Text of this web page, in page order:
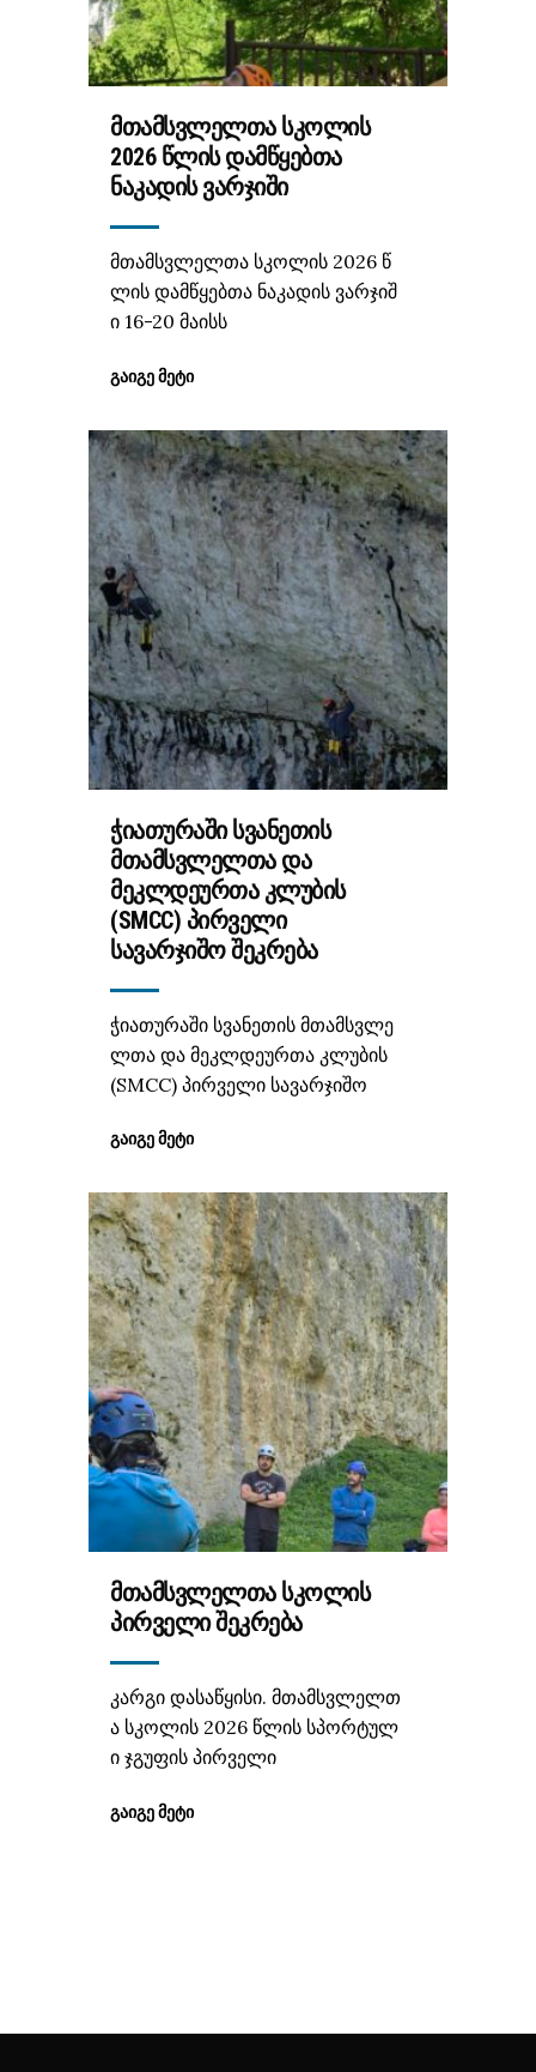
ᲛᲗᲐᲛᲡᲕᲚᲔᲚᲗᲐ ᲡᲙᲝᲚᲘᲡ
2026 ᲬᲚᲘᲡ ᲓᲐᲛᲬᲧᲔᲑᲗᲐ
ᲜᲐᲙᲐᲓᲘᲡ ᲕᲐᲠᲯᲘᲨᲘ
მთამსვლელთა სკოლის 2026 წ
ლის დამწყებთა ნაკადის ვარჯიშ
ი 16-20 მაისს
ᲒᲐᲘᲒᲔ ᲛᲔᲢᲘ
ᲭᲘᲐᲗᲣᲠᲐᲨᲘ ᲡᲕᲐᲜᲔᲗᲘᲡ
ᲛᲗᲐᲛᲡᲕᲚᲔᲚᲗᲐ ᲓᲐ
ᲛᲔᲙᲚᲓᲔᲣᲠᲗᲐ ᲙᲚᲣᲑᲘᲡ
(SMCC) ᲞᲘᲠᲕᲔᲚᲘ
ᲡᲐᲕᲐᲠᲯᲘᲨᲝ ᲨᲔᲙᲠᲔᲑᲐ
ჭიათურაში სვანეთის მთამსვლე
ლთა და მეკლდეურთა კლუბის
(SMCC) პირველი სავარჯიშო
ᲒᲐᲘᲒᲔ ᲛᲔᲢᲘ
ᲛᲗᲐᲛᲡᲕᲚᲔᲚᲗᲐ ᲡᲙᲝᲚᲘᲡ
ᲞᲘᲠᲕᲔᲚᲘ ᲨᲔᲙᲠᲔᲑᲐ
კარგი დასაწყისი. მთამსვლელთ
ა სკოლის 2026 წლის სპორტულ
ი ჯგუფის პირველი
ᲒᲐᲘᲒᲔ ᲛᲔᲢᲘ